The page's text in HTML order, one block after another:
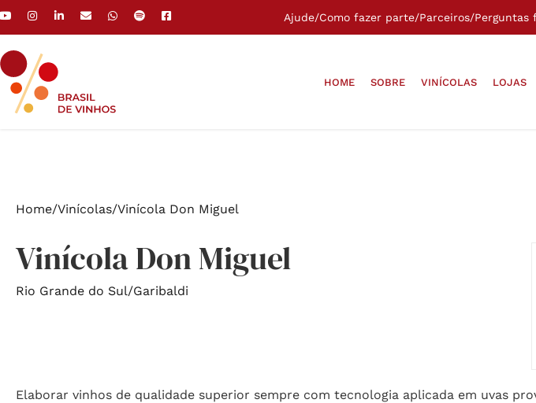
Ajude/Como fazer parte/Parceiros/Perguntas
HOME SOBRE VINÍCOLAS LOJAS
Home/Vinícolas/Vinícola Don Miguel
Vinícola Don Miguel
Rio Grande do Sul/Garibaldi
Elaborar vinhos de qualidade superior sempre com tecnologia aplicada em uvas